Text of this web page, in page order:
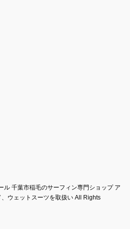
千葉市稲毛のサーフィン専門ショップ ア
ウェットスーツを取扱い All Rights